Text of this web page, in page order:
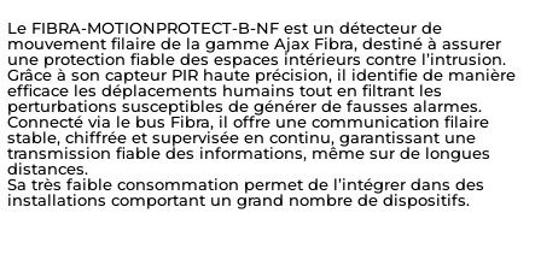
Le FIBRA-MOTIONPROTECT-B-NF est un détecteur de
mouvement filaire de la gamme Ajax Fibra, destiné à assurer
une protection fiable des espaces intérieurs contre l’intrusion.
Grâce à son capteur PIR haute précision, il identifie de manière
efficace les déplacements humains tout en filtrant les
perturbations susceptibles de générer de fausses alarmes.
Connecté via le bus Fibra, il offre une communication filaire
stable, chiffrée et supervisée en continu, garantissant une
transmission fiable des informations, même sur de longues
distances.
Sa très faible consommation permet de l’intégrer dans des
installations comportant un grand nombre de dispositifs.